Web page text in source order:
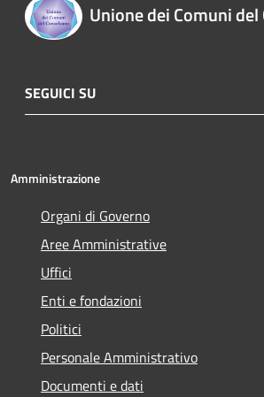
Unione dei Comuni
SEGUICI SU
Amministrazione
Organi di Governo
Aree Amministrative
Uffici
Enti e fondazioni
Politici
Personale Amministrativo
Documenti e dati